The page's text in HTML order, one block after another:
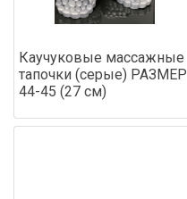
Каучуковые массажные
тапочки (серые) РАЗМЕР
44-45 (27 см)